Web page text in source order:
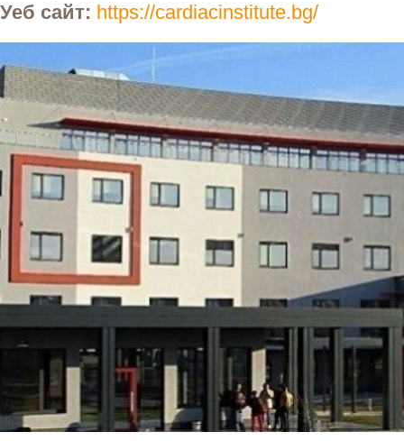
Уеб сайт: https://cardiacinstitute.bg/